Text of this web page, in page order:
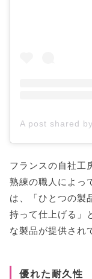
フランスの自社工
熟練の職人によっ
は、「ひとつの製
持って仕上げる」
な製品が提供され
優れた耐久性